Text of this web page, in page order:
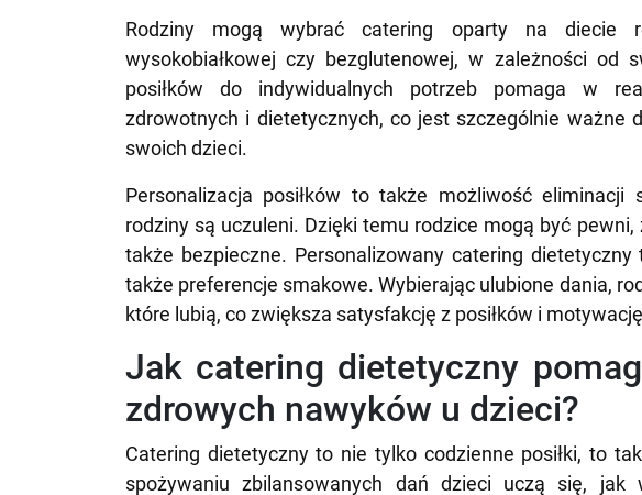
Rodziny mogą wybrać catering oparty na diecie
wysokobiałkowej czy bezglutenowej, w zależności od
posiłków do indywidualnych potrzeb pomaga w
zdrowotnych i dietetycznych, co jest szczególnie ważne
swoich dzieci.
Personalizacja posiłków to także możliwość eliminacji
rodziny są uczuleni. Dzięki temu rodzice mogą być pewni,
także bezpieczne. Personalizowany catering
także preferencje smakowe. Wybierając ulubione dania,
które lubią, co zwiększa satysfakcję z posiłków i
Jak catering dietetyczny
zdrowych nawyków u dzieci?
Catering dietetyczny to nie tylko codzienne posiłki, to
spożywaniu zbilansowanych dań dzieci uczą się, jak